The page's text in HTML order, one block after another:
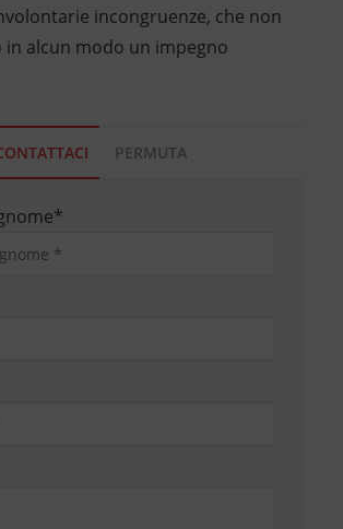
incongruenze, che non
alcun modo un impegno
PERMUTA
*